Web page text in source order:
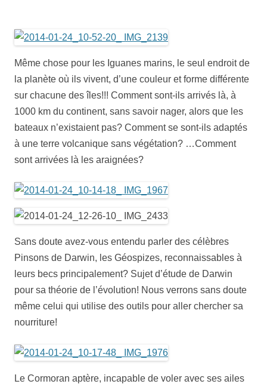
Même chose pour les Iguanes marins, le seul endroit de
la planète où ils vivent, d’une couleur et forme différente
sur chacune des îles!!! Comment sont-ils arrivés là, à
1000 km du continent, sans savoir nager, alors que les
bateaux n’existaient pas? Comment se sont-ils adaptés
à une terre volcanique sans végétation? …Comment
sont arrivées là les araignées?
Sans doute avez-vous entendu parler des célèbres
Pinsons de Darwin, les Géospizes, reconnaissables à
leurs becs principalement? Sujet d’étude de Darwin
pour sa théorie de l’évolution! Nous verrons sans doute
même celui qui utilise des outils pour aller chercher sa
nourriture!
Le Cormoran aptère, incapable de voler avec ses ailes